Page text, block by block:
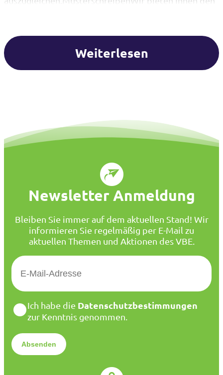
tarifbeschäftigten Lehrkräfte zum 01.08.2026 – nicht
für alle ein Gewinn!…Weiterlesen
Newsletter Anmeldung
Bleiben Sie immer auf dem aktuellen Stand! Wir
informieren Sie regelmäßig per E-Mail zu
aktuellen Themen und Aktionen des VBE.
E
M
*
D
a
e
n
Ich habe die Datenschutzbestimmungen
zur Kenntnis genommen.